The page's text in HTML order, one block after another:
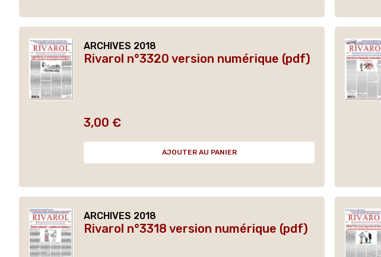
ARCHIVES 2018
Rivarol n°3320 version numérique (pdf)
Prix
3,00 €
AJOUTER AU PANIER
ARCHIVES 2018
Rivarol n°3318 version numérique (pdf)